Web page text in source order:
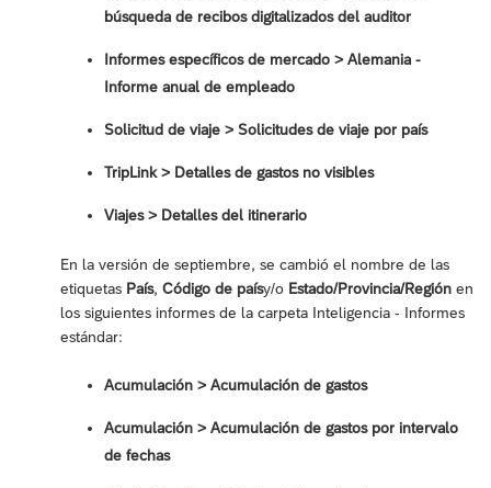
búsqueda de recibos digitalizados del auditor
Informes específicos de mercado > Alemania -
Informe anual de empleado
Solicitud de viaje > Solicitudes de viaje por país
TripLink > Detalles de gastos no visibles
Viajes > Detalles del itinerario
En la versión de septiembre, se cambió el nombre de las
etiquetas País, Código de paísy/o Estado/Provincia/Región en
los siguientes informes de la carpeta Inteligencia - Informes
estándar:
Acumulación > Acumulación de gastos
Acumulación > Acumulación de gastos por intervalo
de fechas